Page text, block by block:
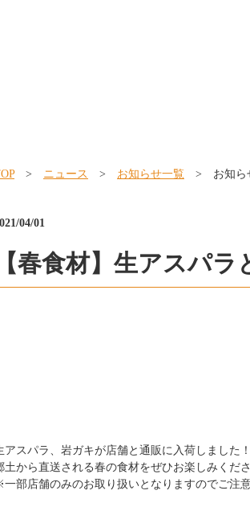
> ニュース > お知らせ一覧 > お知ら
04/01
【春食材】生アスパ
アスパラ、岩ガキが店舗と通販に入荷しました
土から直送される春の食材をぜひお楽しみくだ
部店舗のみのお取り扱いとなりますのでご注